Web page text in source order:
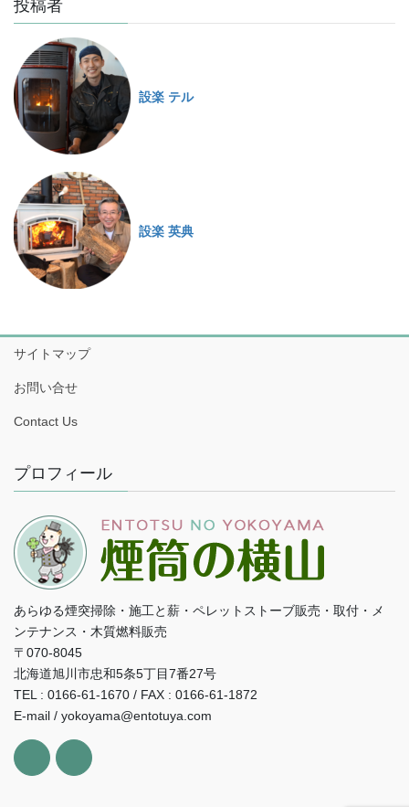
投稿者
設楽 テル
設楽 英典
サイトマップ
お問い合せ
Contact Us
プロフィール
あらゆる煙突掃除・施工と薪・ペレットストーブ販売・取付・メ
ンテナンス・木質燃料販売
〒070-8045
北海道旭川市忠和5条5丁目7番27号
TEL : 0166-61-1670 / FAX : 0166-61-1872
E-mail / yokoyama@entotuya.com